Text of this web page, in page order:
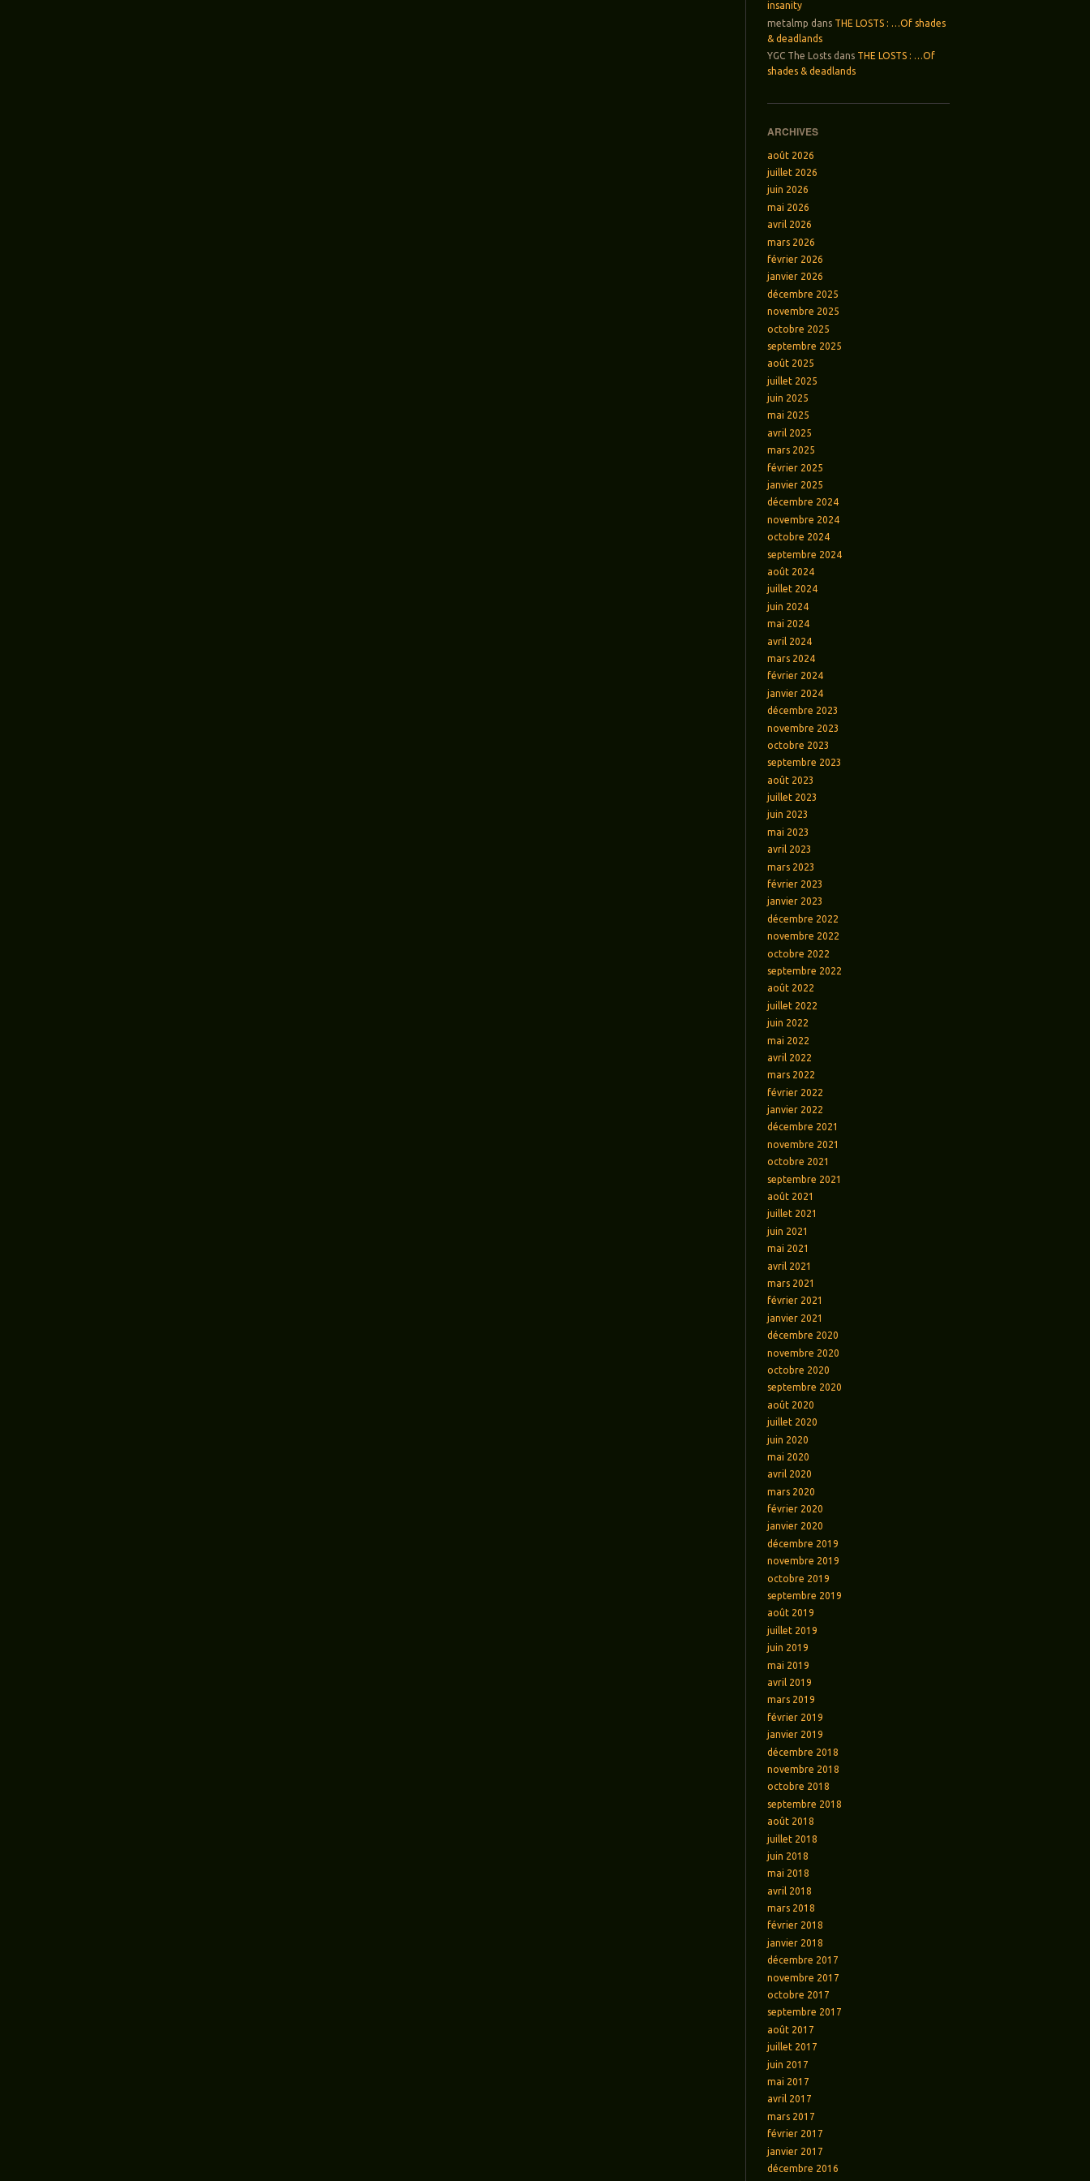
insanity
metalmp dans THE LOSTS : …Of shades
& deadlands
YGC The Losts dans THE LOSTS : …Of
shades & deadlands
ARCHIVES
août 2026
juillet 2026
juin 2026
mai 2026
avril 2026
mars 2026
février 2026
janvier 2026
décembre 2025
novembre 2025
octobre 2025
septembre 2025
août 2025
juillet 2025
juin 2025
mai 2025
avril 2025
mars 2025
février 2025
janvier 2025
décembre 2024
novembre 2024
octobre 2024
septembre 2024
août 2024
juillet 2024
juin 2024
mai 2024
avril 2024
mars 2024
février 2024
janvier 2024
décembre 2023
novembre 2023
octobre 2023
septembre 2023
août 2023
juillet 2023
juin 2023
mai 2023
avril 2023
mars 2023
février 2023
janvier 2023
décembre 2022
novembre 2022
octobre 2022
septembre 2022
août 2022
juillet 2022
juin 2022
mai 2022
avril 2022
mars 2022
février 2022
janvier 2022
décembre 2021
novembre 2021
octobre 2021
septembre 2021
août 2021
juillet 2021
juin 2021
mai 2021
avril 2021
mars 2021
février 2021
janvier 2021
décembre 2020
novembre 2020
octobre 2020
septembre 2020
août 2020
juillet 2020
juin 2020
mai 2020
avril 2020
mars 2020
février 2020
janvier 2020
décembre 2019
novembre 2019
octobre 2019
septembre 2019
août 2019
juillet 2019
juin 2019
mai 2019
avril 2019
mars 2019
février 2019
janvier 2019
décembre 2018
novembre 2018
octobre 2018
septembre 2018
août 2018
juillet 2018
juin 2018
mai 2018
avril 2018
mars 2018
février 2018
janvier 2018
décembre 2017
novembre 2017
octobre 2017
septembre 2017
août 2017
juillet 2017
juin 2017
mai 2017
avril 2017
mars 2017
février 2017
janvier 2017
décembre 2016